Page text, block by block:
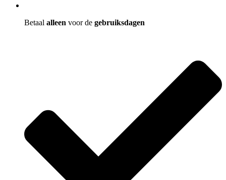
Betaal alleen voor de gebruiksdagen